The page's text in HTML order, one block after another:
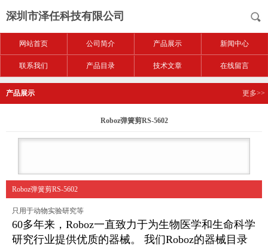
深圳市泽任科技有限公司
网站首页 公司简介 产品展示 新闻中心
联系我们 产品目录 技术文章 在线留言
产品展示 更多>>
Roboz弹簧剪RS-5602
Roboz弹簧剪RS-5602
只用于动物实验研究等
60多年来，Roboz一直致力于为生物医学和生命科学
研究行业提供优质的器械。 我们Roboz的器械目录